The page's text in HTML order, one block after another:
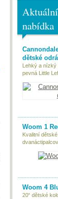
Aktuální
nabídka
dětské
Lehký a nízký
pevná Little
Woom 1
Kvalitní
Woom 4
20“ dětské